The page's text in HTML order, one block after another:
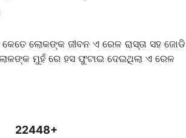
ଲୋକଙ୍କ ଜୀବନ ଏ ରେଳ ରାସ୍ତା ସହ ଜୋଡି
ମୁହଁ ରେ ହସ ଫୁଟାଇ ଦେଇଥିଲା ଏ ରେଳ
22448+